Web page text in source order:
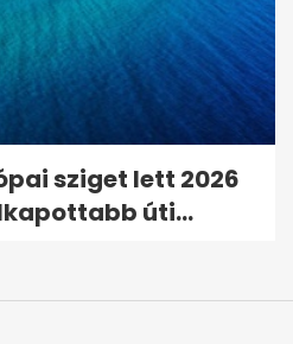
sziget lett 2026
úti...